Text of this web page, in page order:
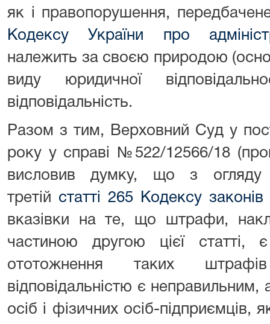
як і правопорушення,
Кодексу України про
належить за своєю природою
виду юридичної
відповідальність.
Разом з тим, Верховний Суд у
року у справі №522/12566/18
висловив думку, що з огляду
третій статті 265 Кодексу
вказівки на те, що штрафи,
частиною другою цієї статті,
ототожнення таких
відповідальністю є
осіб і фізичних осіб-підприємців,